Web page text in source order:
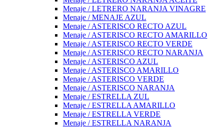
Menaje / LETRERO NARANJA VINAGRE
Menaje / MENAJE AZUL
Menaje / ASTERISCO RECTO AZUL
Menaje / ASTERISCO RECTO AMARILLO
Menaje / ASTERISCO RECTO VERDE
Menaje / ASTERISCO RECTO NARANJA
Menaje / ASTERISCO AZUL
Menaje / ASTERISCO AMARILLO
Menaje / ASTERISCO VERDE
Menaje / ASTERISCO NARANJA
Menaje / ESTRELLA ZUL
Menaje / ESTRELLA AMARILLO
Menaje / ESTRELLA VERDE
Menaje / ESTRELLA NARANJA